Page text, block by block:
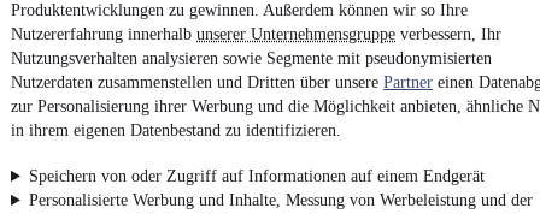
Produktentwicklungen zu gewinnen. Außerdem können wir so Ihre
Nutzererfahrung innerhalb unserer Unternehmensgruppe verbessern, Ihr
Nutzungsverhalten analysieren sowie Segmente mit pseudonymisierten
Nutzerdaten zusammenstellen und Dritten über unsere Partner einen
zur Personalisierung ihrer Werbung und die Möglichkeit anbieten, ähnliche
in ihrem eigenen Datenbestand zu identifizieren.
Speichern von oder Zugriff auf Informationen auf einem Endgerät
Personalisierte Werbung und Inhalte, Messung von Werbeleistung und der
Powered by
VonOpel Gebrauchtwagenüber Opel Leasing: Autos bei
mobile.definden